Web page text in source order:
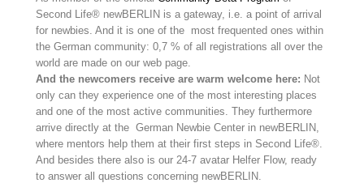
Second Life® newBERLIN is a gateway, i.e. a point of arrival
for newbies. And it is one of the most frequented ones within
the German community: 0,7 % of all registrations all over the
world are made on our web page.
And the newcomers receive are warm welcome here: Not
only can they experience one of the most interesting places
and one of the most active communities. They furthermore
arrive directly at the German Newbie Center in newBERLIN,
where mentors help them at their first steps in Second Life®.
And besides there also is our 24-7 avatar Helfer Flow, ready
to answer all questions concerning newBERLIN.